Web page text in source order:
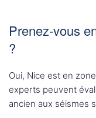
Prenez-vous
?
Oui, Nice est en
experts peuvent
ancien aux séismes